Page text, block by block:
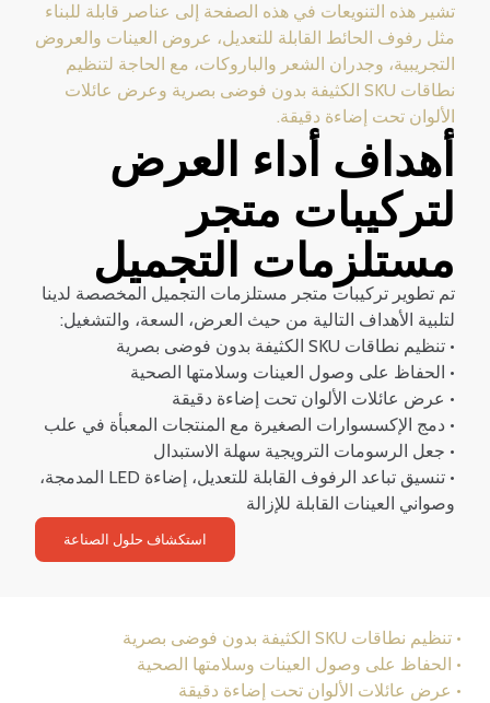
تشير هذه التنويعات في هذه الصفحة إلى عناصر قابلة للبناء
مثل رفوف الحائط القابلة للتعديل، عروض العينات والعروض
التجريبية، وجدران الشعر والباروكات، مع الحاجة لتنظيم
نطاقات SKU الكثيفة بدون فوضى بصرية وعرض عائلات
الألوان تحت إضاءة دقيقة.
أهداف أداء العرض
لتركيبات متجر
مستلزمات التجميل
تم تطوير تركيبات متجر مستلزمات التجميل المخصصة لدينا
لتلبية الأهداف التالية من حيث العرض، السعة، والتشغيل:
• تنظيم نطاقات SKU الكثيفة بدون فوضى بصرية
• الحفاظ على وصول العينات وسلامتها الصحية
• عرض عائلات الألوان تحت إضاءة دقيقة
• دمج الإكسسوارات الصغيرة مع المنتجات المعبأة في علب
• جعل الرسومات الترويجية سهلة الاستبدال
• تنسيق تباعد الرفوف القابلة للتعديل، إضاءة LED المدمجة،
وصواني العينات القابلة للإزالة
استكشاف حلول الصناعة
• تنظيم نطاقات SKU الكثيفة بدون فوضى بصرية
• الحفاظ على وصول العينات وسلامتها الصحية
• عرض عائلات الألوان تحت إضاءة دقيقة